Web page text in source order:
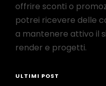
offrire sconti o
potrei ricevere delle
a mantenere attivo il
render e progetti.
ULTIMI POST